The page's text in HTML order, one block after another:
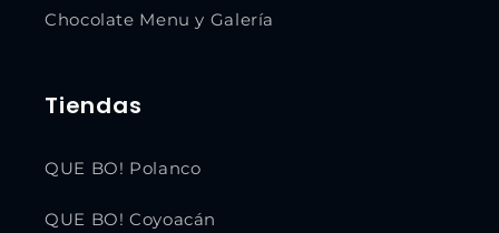
Chocolate Menu y Galería
Tiendas
QUE BO! Polanco
QUE BO! Coyoacán